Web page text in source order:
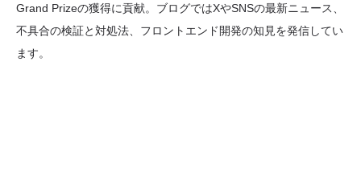
Grand Prizeの獲得に貢献。ブログではXやSNSの最新ニュース、
不具合の検証と対処法、フロントエンド開発の知見を発信してい
ます。